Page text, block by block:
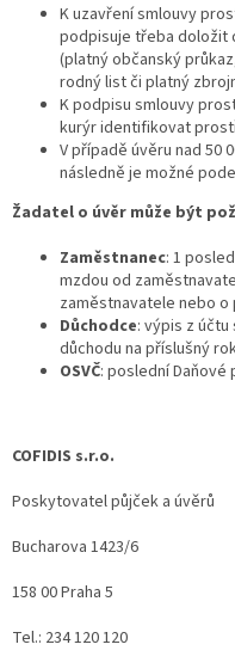
K uzavření smlouvy
podpisuje třeba doložit
(platný občanský
rodný list či platný
K podpisu smlouvy
kurýr identifikovat
V případě úvěru nad 50
následně je možné
Žadatel o úvěr může být
Zaměstnanec: 1
mzdou od
zaměstnavatele nebo
Důchodce: výpis z
důchodu na příslušný
OSVČ: poslední Daňové
COFIDIS s.r.o.
Poskytovatel půjček a úvěrů
Bucharova 1423/6
158 00 Praha 5
Tel.: 234 120 120